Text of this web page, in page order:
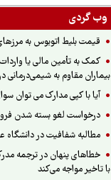
وب گردی
قیمت بلیط اتوبوس به
بیماران مقاوم به
آیا با کپی مدارک می توان
درخواست لغو بسته شدن
مطالبه شفافیت در دانشگاه
خطاهای پنهان در ترجمه
با تاخیر مواجه می‌کند